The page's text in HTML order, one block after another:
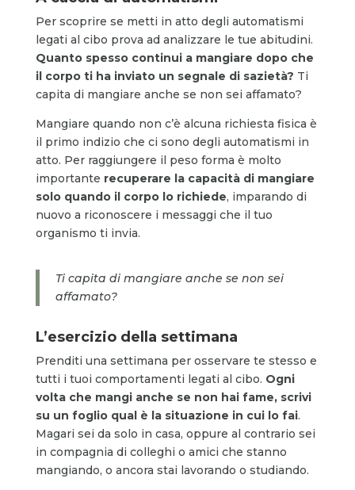
Per scoprire se metti in atto degli automatismi
legati al cibo prova ad analizzare le tue abitudini.
Quanto spesso continui a mangiare dopo che
il corpo ti ha inviato un segnale di sazietà? Ti
capita di mangiare anche se non sei affamato?
Mangiare quando non c’è alcuna richiesta fisica è
il primo indizio che ci sono degli automatismi in
atto. Per raggiungere il peso forma è molto
importante recuperare la capacità di mangiare
solo quando il corpo lo richiede, imparando di
nuovo a riconoscere i messaggi che il tuo
organismo ti invia.
Ti capita di mangiare anche se non sei
affamato?
L’esercizio della settimana
Prenditi una settimana per osservare te stesso e
tutti i tuoi comportamenti legati al cibo. Ogni
volta che mangi anche se non hai fame, scrivi
su un foglio qual è la situazione in cui lo fai.
Magari sei da solo in casa, oppure al contrario sei
in compagnia di colleghi o amici che stanno
mangiando, o ancora stai lavorando o studiando.